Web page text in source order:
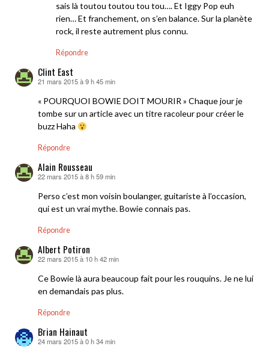
sais là toutou toutou tou tou…. Et Iggy Pop euh
rien… Et franchement, on s’en balance. Sur la planète
rock, il reste autrement plus connu.
Répondre
Clint East
dit :
21 mars 2015 à 9 h 45 min
« POURQUOI BOWIE DOIT MOURIR » Chaque jour je
tombe sur un article avec un titre racoleur pour créer le
buzz Haha
Répondre
Alain Rousseau
dit :
22 mars 2015 à 8 h 59 min
Perso c’est mon voisin boulanger, guitariste à l’occasion,
qui est un vrai mythe. Bowie connais pas.
Répondre
Albert Potiron
dit :
22 mars 2015 à 10 h 42 min
Ce Bowie là aura beaucoup fait pour les rouquins. Je ne lui
en demandais pas plus.
Répondre
Brian Hainaut
dit :
24 mars 2015 à 0 h 34 min